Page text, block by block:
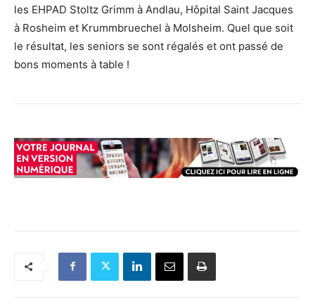
les EHPAD Stoltz Grimm à Andlau, Hôpital Saint Jacques
à Rosheim et Krummbruechel à Molsheim. Quel que soit
le résultat, les seniors se sont régalés et ont passé de
bons moments à table !